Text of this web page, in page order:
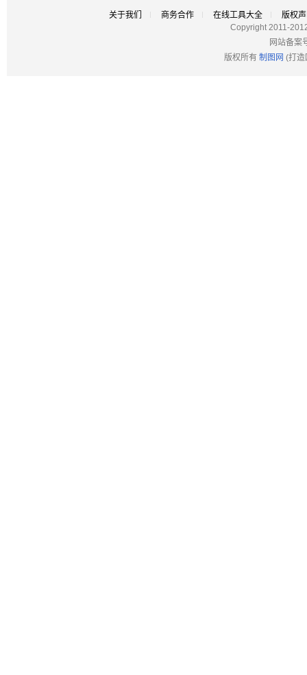
关于我们 商务合作 在线工具大全
版权
Copyright 2011-
网站备案
版权所有 制图网 (打造